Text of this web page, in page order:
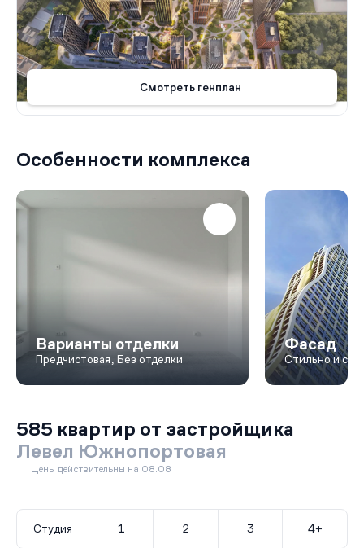
Смотреть генплан
Особенности комплекса
Варианты отделки
Предчистовая, Без отделки
Фасад
Стильно и
585 квартир от застройщика
Левел Южнопортовая
Цены действительны на 08.08
Студия 1 2 3 4+